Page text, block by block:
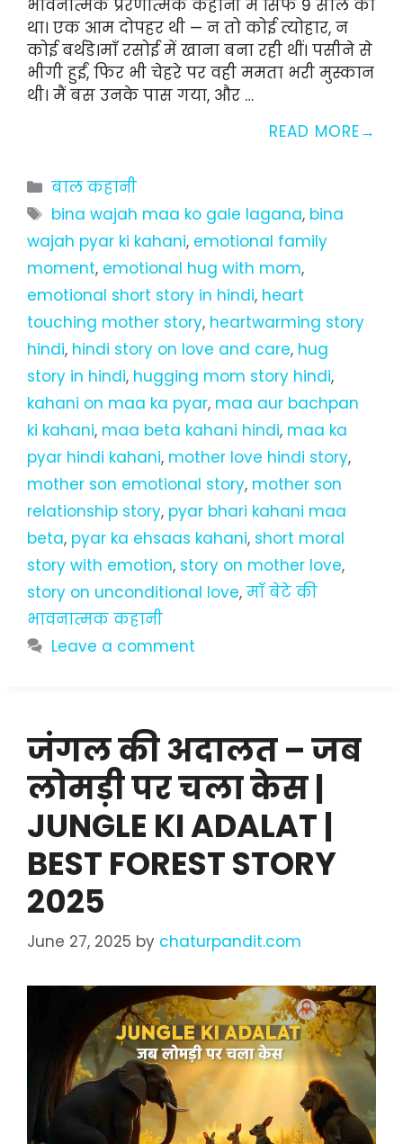
भावनात्मक प्रेरणात्मक कहानी मैं सिर्फ 9 साल का
था। एक आम दोपहर थी — न तो कोई त्योहार, न
कोई बर्थडे।माँ रसोई में खाना बना रही थीं। पसीने से
भीगी हुईं, फिर भी चेहरे पर वही ममता भरी मुस्कान
थी। मैं बस उनके पास गया, और …
READ MORE
Categories
बाल कहानी
Tags
bina wajah maa ko gale lagana, bina
wajah pyar ki kahani, emotional family
moment, emotional hug with mom,
emotional short story in hindi, heart
touching mother story, heartwarming story
hindi, hindi story on love and care, hug
story in hindi, hugging mom story hindi,
kahani on maa ka pyar, maa aur bachpan
ki kahani, maa beta kahani hindi, maa ka
pyar hindi kahani, mother love hindi story,
mother son emotional story, mother son
relationship story, pyar bhari kahani maa
beta, pyar ka ehsaas kahani, short moral
story with emotion, story on mother love,
story on unconditional love, माँ बेटे की
भावनात्मक कहानी
Leave a comment
जंगल की अदालत – जब
लोमड़ी पर चला केस |
JUNGLE KI ADALAT |
BEST FOREST STORY
2025
June 27, 2025 by chaturpandit.com